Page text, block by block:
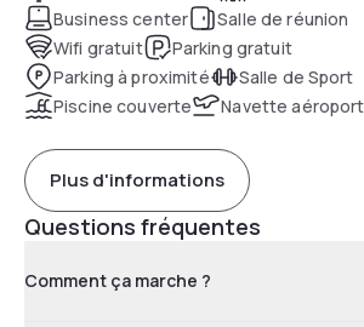
Business center
Salle de réunion
Wifi gratuit
Parking gratuit
Parking à proximité
Salle de Sport
Piscine couverte
Navette
Plus d'informations
Questions fréquentes
Comment ça marche ?